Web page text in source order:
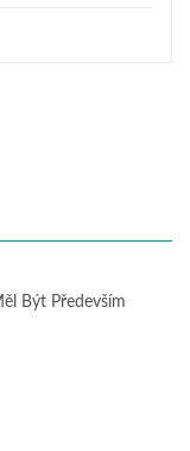
Být Především